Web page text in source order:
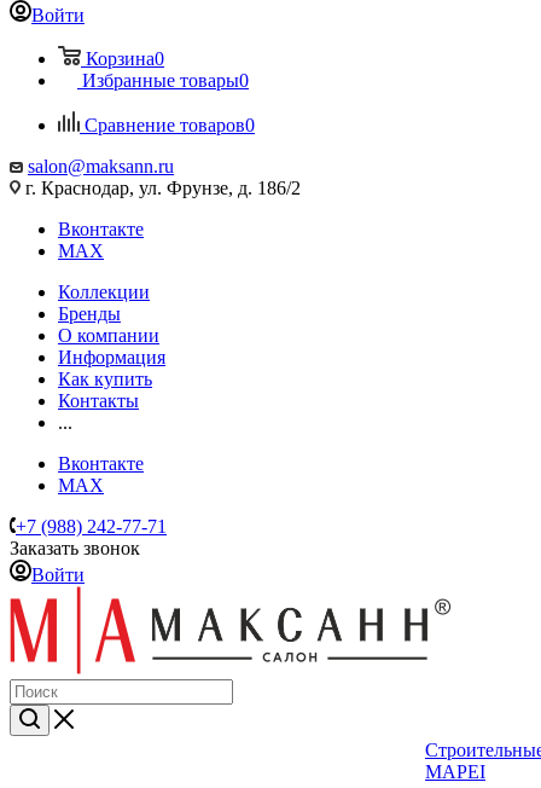
Войти
Корзина0
Избранные товары0
Сравнение товаров0
salon@maksann.ru
г. Краснодар, ул. Фрунзе, д. 186/2
Вконтакте
MAX
Коллекции
Бренды
О компании
Информация
Как купить
Контакты
...
Вконтакте
MAX
+7 (988) 242-77-71
Заказать звонок
Войти
MAPEI